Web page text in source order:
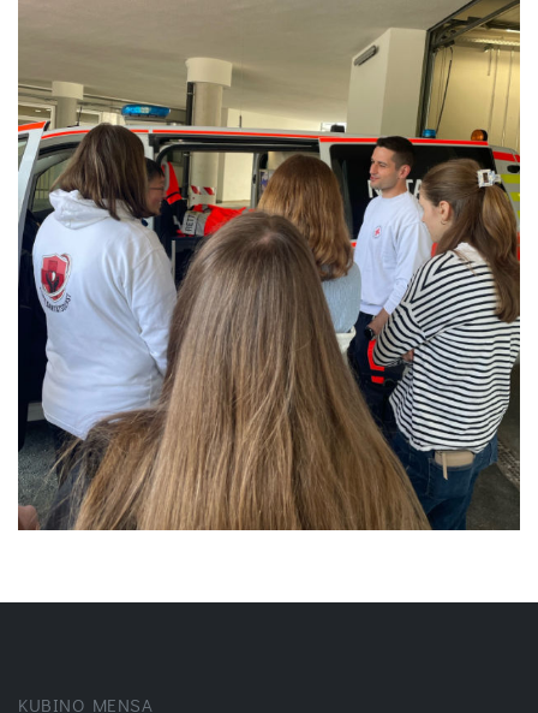
KUBINO MENSA